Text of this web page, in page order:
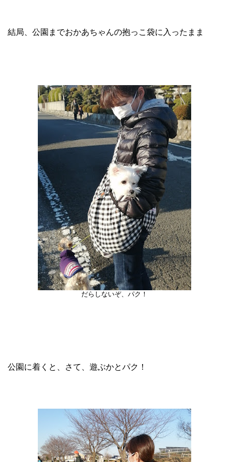
結局、公園までおかあちゃんの抱っこ袋に入ったまま
だらしないぞ、パク！
公園に着くと、さて、遊ぶかとパク！